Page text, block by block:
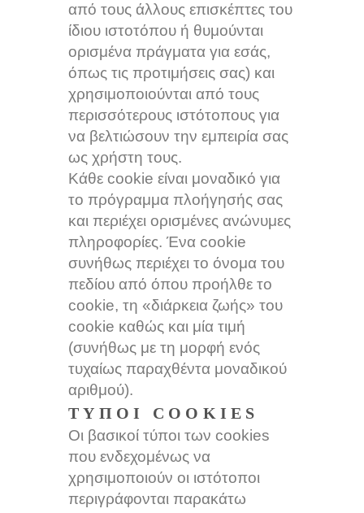
από τους άλλους επισκέπτες του
ίδιου ιστοτόπου ή θυμούνται
ορισμένα πράγματα για εσάς,
όπως τις προτιμήσεις σας) και
χρησιμοποιούνται από τους
περισσότερους ιστότοπους για
να βελτιώσουν την εμπειρία σας
ως χρήστη τους.
Κάθε cookie είναι μοναδικό για
το πρόγραμμα πλοήγησής σας
και περιέχει ορισμένες ανώνυμες
πληροφορίες. Ένα cookie
συνήθως περιέχει το όνομα του
πεδίου από όπου προήλθε το
cookie, τη «διάρκεια ζωής» του
cookie καθώς και μία τιμή
(συνήθως με τη μορφή ενός
τυχαίως παραχθέντα μοναδικού
αριθμού).
ΤΎΠΟΙ COOKIES
Οι βασικοί τύποι των cookies
που ενδεχομένως να
χρησιμοποιούν οι ιστότοποι
περιγράφονται παρακάτω